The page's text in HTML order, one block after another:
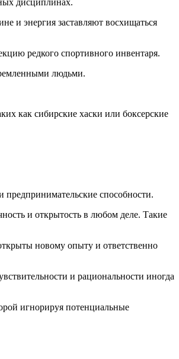
и энергия заставляют восхищаться
редкого спортивного инвентаря.
людьми.
как сибирские хаски или боксерские
предпринимательские способности.
и открытость в любом деле. Такие
новому опыту и ответственно
и рациональности иногда
игнорируя потенциальные